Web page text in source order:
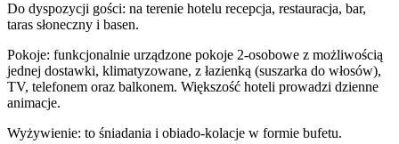
Do dyspozycji gości: na terenie hotelu recepcja, restauracja, bar,
taras słoneczny i basen.
Pokoje: funkcjonalnie urządzone pokoje 2-osobowe z możliwością
jednej dostawki, klimatyzowane, z łazienką (suszarka do włosów),
TV, telefonem oraz balkonem. Większość hoteli prowadzi dzienne
animacje.
Wyżywienie: to śniadania i obiado-kolacje w formie bufetu.